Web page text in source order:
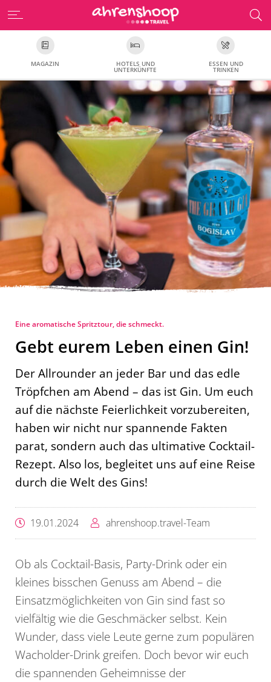
MAGAZIN HOTELS UND
UNTERKÜNFTE
ESSEN UND
TRINKEN
Eine aromatische Spritztour, die schmeckt.
Gebt eurem Leben einen Gin!
Der Allrounder an jeder Bar und das edle
Tröpfchen am Abend – das ist Gin. Um euch
auf die nächste Feierlichkeit vorzubereiten,
haben wir nicht nur spannende Fakten
parat, sondern auch das ultimative Cocktail-
Rezept. Also los, begleitet uns auf eine Reise
durch die Welt des Gins!
19.01.2024 ahrenshoop.travel-Team
Ob als Cocktail-Basis, Party-Drink oder ein
kleines bisschen Genuss am Abend – die
Einsatzmöglichkeiten von Gin sind fast so
vielfältig wie die Geschmäcker selbst. Kein
Wunder, dass viele Leute gerne zum populären
Wacholder-Drink greifen. Doch bevor wir euch
die spannenden Geheimnisse der